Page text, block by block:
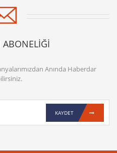
ABONELİĞİ
Anında Haberdar
KAYDET